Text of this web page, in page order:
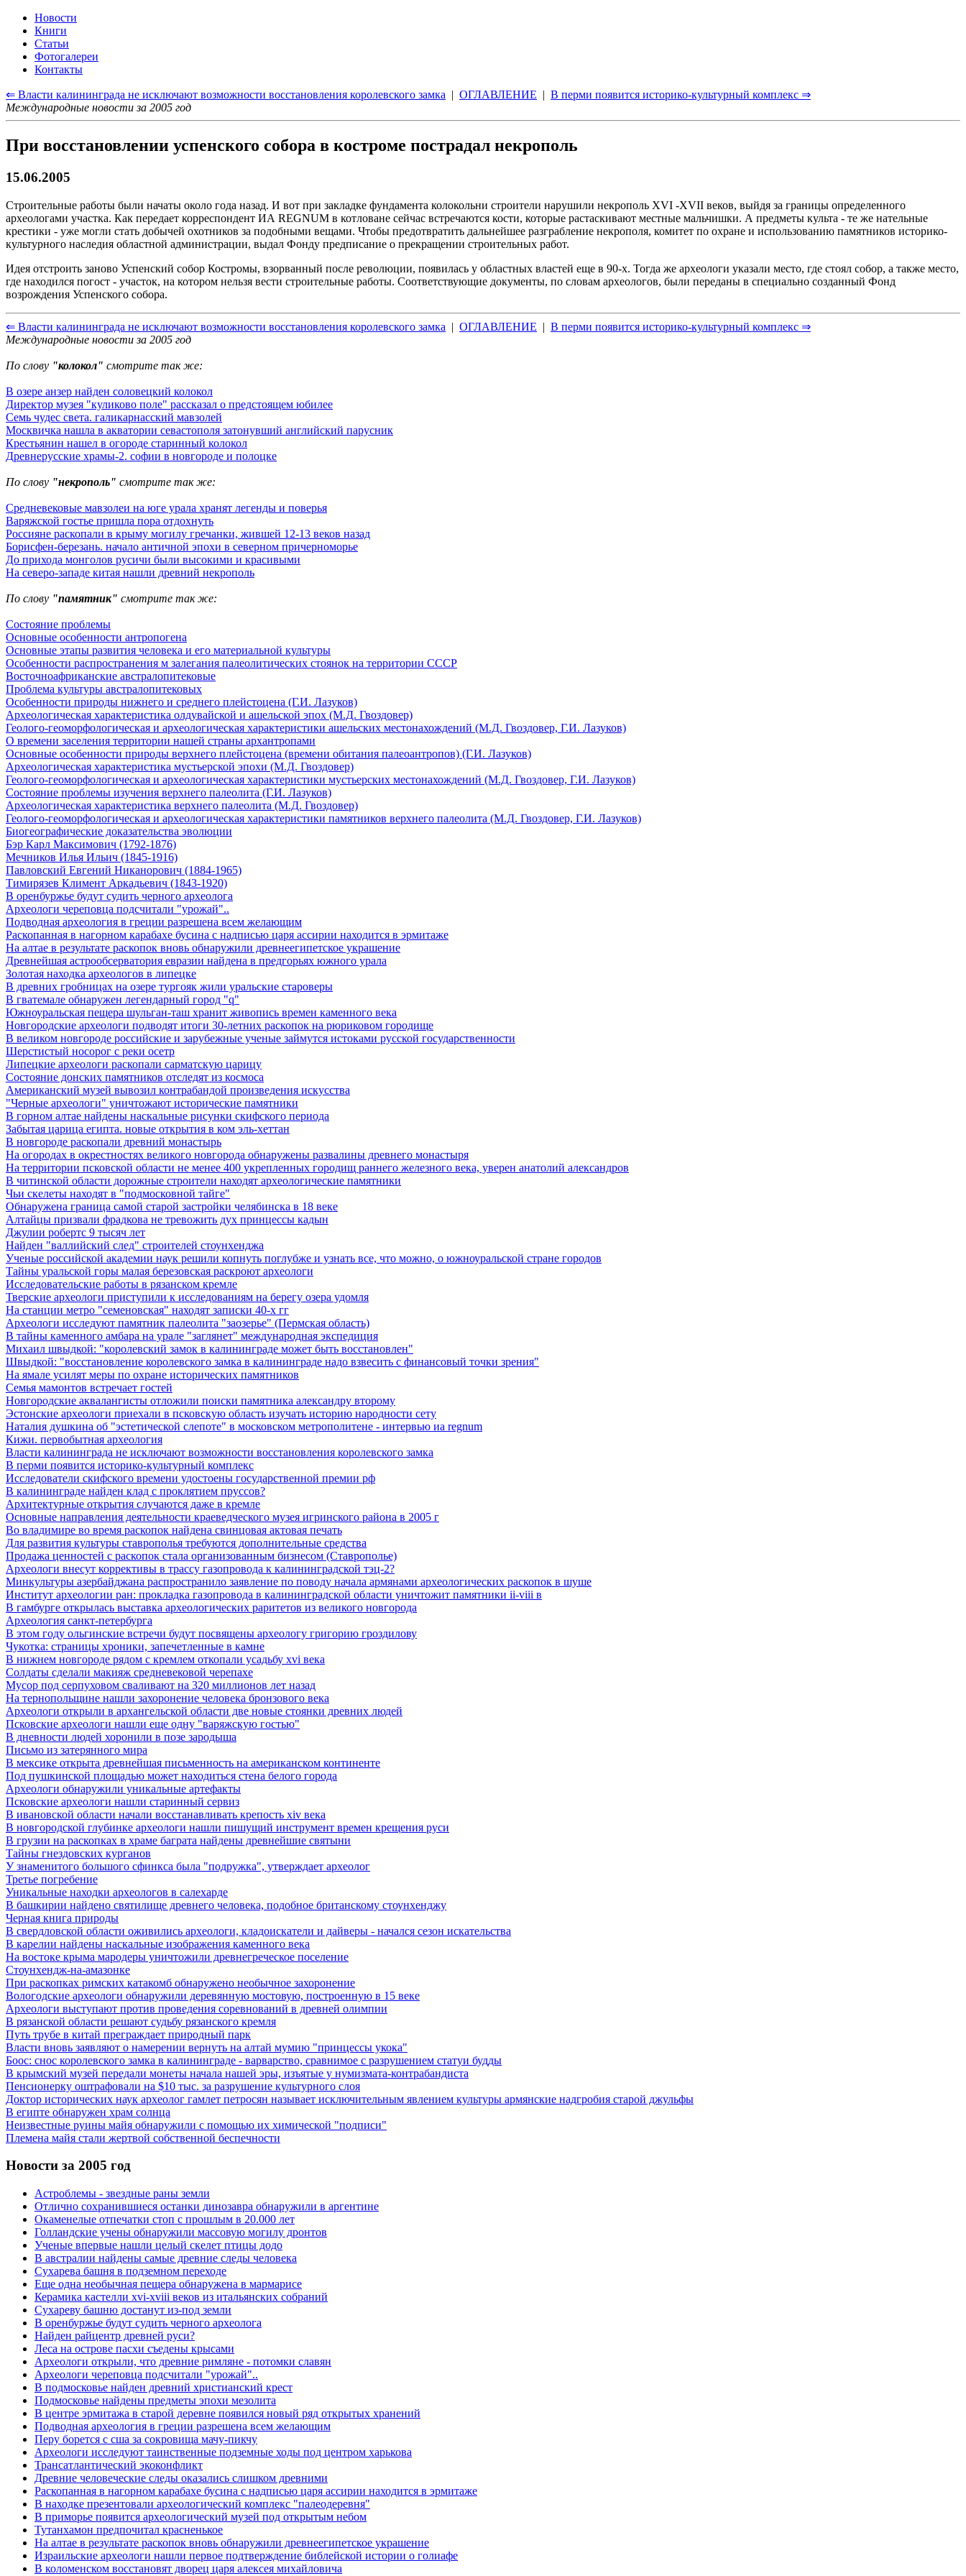
Новости
Книги
Статьи
Фотогалереи
Контакты
⇐ Власти калининграда не исключают возможности восстановления королевского замка | ОГЛАВЛЕНИЕ | В перми появится историко-культурный комплекс ⇒
Международные новости за 2005 год
При восстановлении успенского собора в костроме пострадал некрополь
15.06.2005
Строительные работы были начаты около года назад. И вот при закладке фундамента колокольни строители нарушили некрополь XVI -XVII веков, выйдя за границы определенного
археологами участка. Как передает корреспондент ИА REGNUM в котловане сейчас встречаются кости, которые растаскивают местные мальчишки. А предметы культа - те же нательные
крестики - уже могли стать добычей охотников за подобными вещами. Чтобы предотвратить дальнейшее разграбление некрополя, комитет по охране и использованию памятников историко-
культурного наследия областной администрации, выдал Фонду предписание о прекращении строительных работ.
Идея отстроить заново Успенский собор Костромы, взорванный после революции, появилась у областных властей еще в 90-х. Тогда же археологи указали место, где стоял собор, а также место,
где находился погост - участок, на котором нельзя вести строительные работы. Соответствующие документы, по словам археологов, были переданы в специально созданный Фонд
возрождения Успенского собора.
⇐ Власти калининграда не исключают возможности восстановления королевского замка | ОГЛАВЛЕНИЕ | В перми появится историко-культурный комплекс ⇒
Международные новости за 2005 год
По слову "колокол" смотрите так же:
В озере анзер найден соловецкий колокол
Директор музея "куликово поле" рассказал о предстоящем юбилее
Семь чудес света. галикарнасский мавзолей
Москвичка нашла в акватории севастополя затонувший английский парусник
Крестьянин нашел в огороде старинный колокол
Древнерусские храмы-2. софии в новгороде и полоцке
По слову "некрополь" смотрите так же:
Средневековые мавзолеи на юге урала хранят легенды и поверья
Варяжской гостье пришла пора отдохнуть
Россияне раскопали в крыму могилу гречанки, жившей 12-13 веков назад
Борисфен-березань. начало античной эпохи в северном причерноморье
До прихода монголов русичи были высокими и красивыми
На северо-западе китая нашли древний некрополь
По слову "памятник" смотрите так же:
Состояние проблемы
Основные особенности антропогена
Основные этапы развития человека и его материальной культуры
Особенности распространения м залегания палеолитических стоянок на территории СССР
Восточноафриканские австралопитековые
Проблема культуры австралопитековых
Особенности природы нижнего и среднего плейстоцена (Г.И. Лазуков)
Археологическая характеристика олдувайской и ашельской эпох (М.Д. Гвоздовер)
Геолого-геоморфологическая и археологическая характеристики ашельских местонахождений (М.Д. Гвоздовер, Г.И. Лазуков)
О времени заселения территории нашей страны архантропами
Основные особенности природы верхнего плейстоцена (времени обитания палеоантропов) (Г.И. Лазуков)
Археологическая характеристика мустьерской эпохи (М.Д. Гвоздовер)
Геолого-геоморфологическая и археологическая характеристики мустьерских местонахождений (М.Д. Гвоздовер, Г.И. Лазуков)
Состояние проблемы изучения верхнего палеолита (Г.И. Лазуков)
Археологическая характеристика верхнего палеолита (М.Д. Гвоздовер)
Геолого-геоморфологическая и археологическая характеристики памятников верхнего палеолита (М.Д. Гвоздовер, Г.И. Лазуков)
Биогеографические доказательства эволюции
Бэр Карл Максимович (1792-1876)
Мечников Илья Ильич (1845-1916)
Павловский Евгений Никанорович (1884-1965)
Тимирязев Климент Аркадьевич (1843-1920)
В оренбуржье будут судить черного археолога
Археологи череповца подсчитали "урожай"..
Подводная археология в греции разрешена всем желающим
Раскопанная в нагорном карабахе бусина с надписью царя ассирии находится в эрмитаже
На алтае в результате раскопок вновь обнаружили древнеегипетское украшение
Древнейшая астрообсерватория евразии найдена в предгорьях южного урала
Золотая находка археологов в липецке
В древних гробницах на озере тургояк жили уральские староверы
В гватемале обнаружен легендарный город "q"
Южноуральская пещера шульган-таш хранит живопись времен каменного века
Новгородские археологи подводят итоги 30-летних раскопок на рюриковом городище
В великом новгороде российские и зарубежные ученые займутся истоками русской государственности
Шерстистый носорог с реки осетр
Липецкие археологи раскопали сарматскую царицу
Состояние донских памятников отследят из космоса
Американский музей вывозил контрабандой произведения искусства
"Черные археологи" уничтожают исторические памятники
В горном алтае найдены наскальные рисунки скифского периода
Забытая царица египта. новые открытия в ком эль-хеттан
В новгороде раскопали древний монастырь
На огородах в окрестностях великого новгорода обнаружены развалины древнего монастыря
На территории псковской области не менее 400 укрепленных городищ раннего железного века, уверен анатолий александров
В читинской области дорожные строители находят археологические памятники
Чьи скелеты находят в "подмосковной тайге"
Обнаружена граница самой старой застройки челябинска в 18 веке
Алтайцы призвали фрадкова не тревожить дух принцессы кадын
Джулии робертс 9 тысяч лет
Найден "валлийский след" строителей стоунхенджа
Ученые российской академии наук решили копнуть поглубже и узнать все, что можно, о южноуральской стране городов
Тайны уральской горы малая березовская раскроют археологи
Исследовательские работы в рязанском кремле
Тверские археологи приступили к исследованиям на берегу озера удомля
На станции метро "семеновская" находят записки 40-х гг
Археологи исследуют памятник палеолита "заозерье" (Пермская область)
В тайны каменного амбара на урале "заглянет" международная экспедиция
Михаил швыдкой: "королевский замок в калининграде может быть восстановлен"
Швыдкой: "восстановление королевского замка в калининграде надо взвесить с финансовый точки зрения"
На ямале усилят меры по охране исторических памятников
Семья мамонтов встречает гостей
Новгородские аквалангисты отложили поиски памятника александру второму
Эстонские археологи приехали в псковскую область изучать историю народности сету
Наталия душкина об "эстетической слепоте" в московском метрополитене - интервью иа regnum
Кижи. первобытная археология
Власти калининграда не исключают возможности восстановления королевского замка
В перми появится историко-культурный комплекс
Исследователи скифского времени удостоены государственной премии рф
В калининграде найден клад с проклятием пруссов?
Архитектурные открытия случаются даже в кремле
Основные направления деятельности краеведческого музея игринского района в 2005 г
Во владимире во время раскопок найдена свинцовая актовая печать
Для развития культуры ставрополья требуются дополнительные средства
Продажа ценностей с раскопок стала организованным бизнесом (Ставрополье)
Археологи внесут коррективы в трассу газопровода к калининградской тэц-2?
Минкультуры азеpбайджана распространило заявление по поводу начала аpмянами археологических раскопок в шуше
Институт археологии ран: прокладка газопровода в калининградской области уничтожит памятники ii-viii в
В гамбурге открылась выставка археологических раритетов из великого новгорода
Археология санкт-петербурга
В этом году ольгинские встречи будут посвящены археологу григорию гроздилову
Чукотка: страницы хроники, запечетленные в камне
В нижнем новгороде рядом с кремлем откопали усадьбу xvi века
Солдаты сделали макияж средневековой черепахе
Мусор под cерпуховом сваливают на 320 миллионов лет назад
На тернопольщине нашли захоронение человека бронзового века
Археологи открыли в архангельской области две новые стоянки древних людей
Псковские археологи нашли еще одну "варяжскую гостью"
В дневности людей хоронили в позе зародыша
Письмо из затерянного мира
В мексике открыта древнейшая письменность на американском континенте
Под пушкинской площадью может находиться стена белого города
Археологи обнаружили уникальные артефакты
Псковские археологи нашли старинный сервиз
В ивановской области начали восстанавливать крепость xiv века
В новгородской глубинке археологи нашли пишущий инструмент времен крещения руси
В грузии на раскопках в храме баграта найдены древнейшие святыни
Тайны гнездовских курганов
У знаменитого большого сфинкса была "подружка", утверждает археолог
Третье погребение
Уникальные находки археологов в салехарде
В башкирии найдено святилище древнего человека, подобное британскому стоунхенджу
Черная книга природы
В свердловской области оживились археологи, кладоискатели и дайверы - начался сезон искательства
В карелии найдены наскальные изображения каменного века
На востоке крыма мародеры уничтожили древнегреческое поселение
Стоунхендж-на-амазонке
При раскопках римских катакомб обнаружено необычное захоронение
Вологодские археологи обнаружили деревянную мостовую, построенную в 15 веке
Археологи выступают против проведения соревнований в древней олимпии
В рязанской области решают судьбу рязанского кремля
Путь трубе в китай преграждает природный парк
Власти вновь заявляют о намерении вернуть на алтай мумию "принцессы укока"
Боос: снос королевского замка в калининграде - варварство, сравнимое с разрушением статуи будды
В крымский музей передали монеты начала нашей эры, изъятые у нумизмата-контрабандиста
Пенсионерку оштрафовали на $10 тыс. за разрушение культурного слоя
Доктор исторических наук археолог гамлет петросян называет исключительным явлением культуры армянские надгробия старой джульфы
В египте обнаружен храм солнца
Неизвестные руины майя обнаружили с помощью их химической "подписи"
Племена майя стали жертвой собственной беспечности
Новости за 2005 год
Астроблемы - звездные раны земли
Отлично сохранившиеся останки динозавра обнаружили в аргентине
Окаменелые отпечатки стоп с прошлым в 20.000 лет
Голландские учены обнаружили массовую могилу дронтов
Ученые впервые нашли целый скелет птицы додо
В австралии найдены самые древние следы человека
Сухарева башня в подземном переходе
Еще одна необычная пещера обнаружена в мармарисе
Керамика кастелли xvi-xviii веков из итальянских собраний
Сухареву башню достанут из-под земли
В оренбуржье будут судить черного археолога
Найден райцентр древней руси?
Леса на острове пасхи съедены крысами
Археологи открыли, что древние римляне - потомки славян
Археологи череповца подсчитали "урожай"..
В подмосковье найден древний христианский крест
Подмосковье найдены предметы эпохи мезолита
В центре эрмитажа в старой деревне появился новый ряд открытых хранений
Подводная археология в греции разрешена всем желающим
Перу борется с сша за сокровища мачу-пикчу
Археологи исследуют таинственные подземные ходы под центром харькова
Трансатлантический экоконфликт
Древние человеческие следы оказались слишком древними
Раскопанная в нагорном карабахе бусина с надписью царя ассирии находится в эрмитаже
В находке презентовали археологический комплекс "палеодеревня"
В приморье появится археологический музей под открытым небом
Тутанхамон предпочитал красненькое
На алтае в результате раскопок вновь обнаружили древнеегипетское украшение
Израильские археологи нашли первое подтверждение библейской истории о голиафе
В коломенском восстановят дворец царя алексея михайловича